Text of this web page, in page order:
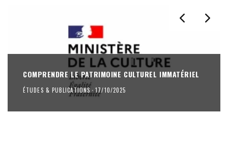
COMPRENDRE LE PATRIMOINE CULTUREL IMMATÉRIEL
ÉTUDES & PUBLICATIONS · 17/10/2025